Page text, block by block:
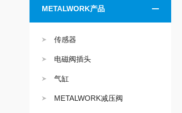
METALWORK产品
传感器
电磁阀插头
气缸
METALWORK减压阀